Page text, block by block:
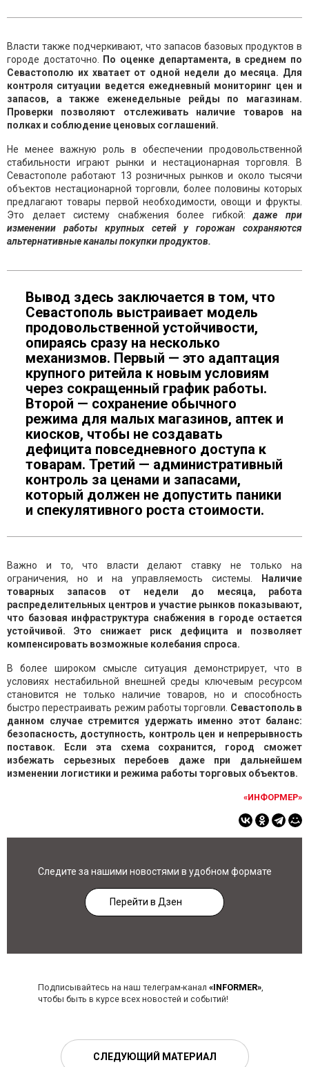
Власти также подчеркивают, что запасов базовых продуктов в
городе достаточно.
По оценке департамента, в среднем по
Севастополю их хватает от одной недели до месяца. Для
контроля ситуации ведется ежедневный мониторинг цен и
запасов, а также еженедельные рейды по магазинам.
Проверки позволяют отслеживать наличие товаров на
полках и соблюдение ценовых соглашений.
Не менее важную роль в обеспечении продовольственной
стабильности играют рынки и нестационарная торговля. В
Севастополе работают 13 розничных рынков и около тысячи
объектов нестационарной торговли, более половины которых
предлагают товары первой необходимости, овощи и фрукты.
Это делает систему снабжения более гибкой:даже при
изменении работы крупных сетей у горожан сохраняются
альтернативные каналы покупки продуктов.
Вывод здесь заключается в том, что
Севастополь выстраивает модель
продовольственной устойчивости,
опираясь сразу на несколько
механизмов. Первый — это адаптация
крупного ритейла к новым условиям
через сокращенный график работы.
Второй — сохранение обычного
режима для малых магазинов, аптек и
киосков, чтобы не создавать
дефицита повседневного доступа к
товарам. Третий — административный
контроль за ценами и запасами,
который должен не допустить паники
и спекулятивного роста стоимости.
Важно и то, что власти делают ставку не только на
ограничения, но и на управляемость системы.
Наличие
товарных запасов от недели до месяца, работа
распределительных центров и участие рынков показывают,
что базовая инфраструктура снабжения в городе остается
устойчивой. Это снижает риск дефицита и позволяет
компенсировать возможные колебания спроса.
В более широком смысле ситуация демонстрирует, что в
условиях нестабильной внешней среды ключевым ресурсом
становится не только наличие товаров, но и способность
быстро перестраивать режим работы торговли. Севастополь в
данном случае стремится удержать именно этот баланс:
безопасность, доступность, контроль цен и непрерывность
поставок. Если эта схема сохранится, город сможет
избежать серьезных перебоев даже при дальнейшем
изменении логистики и режима работы торговых объектов.
«ИНФОРМЕР»
Следите за нашими новостями в удобном формате
Перейти в Дзен
Подписывайтесь на наш телеграм-канал «INFORMER»,
чтобы быть в курсе всех новостей и событий!
СЛЕДУЮЩИЙ МАТЕРИАЛ